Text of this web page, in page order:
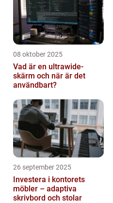
08 oktober 2025
Vad är en ultrawide-
skärm och när är det
användbart?
26 september 2025
Investera i kontorets
möbler – adaptiva
skrivbord och stolar